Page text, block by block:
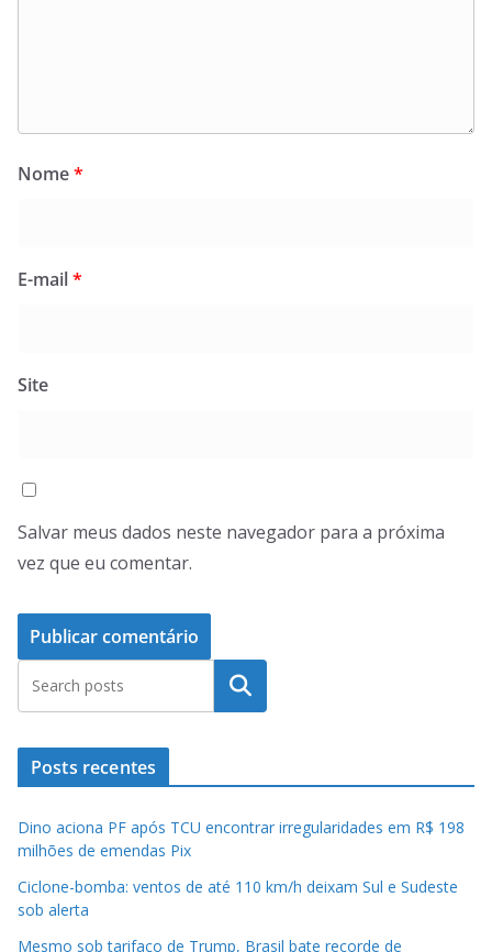
Nome*
E-mail*
Site
Salvar meus dados neste navegador para a próxima
vez que eu comentar.
Pesquisar
Posts recentes
Dino aciona PF após TCU encontrar irregularidades em R$ 198
milhões de emendas Pix
Ciclone-bomba: ventos de até 110 km/h deixam Sul e Sudeste
sob alerta
Mesmo sob tarifaço de Trump, Brasil bate recorde de